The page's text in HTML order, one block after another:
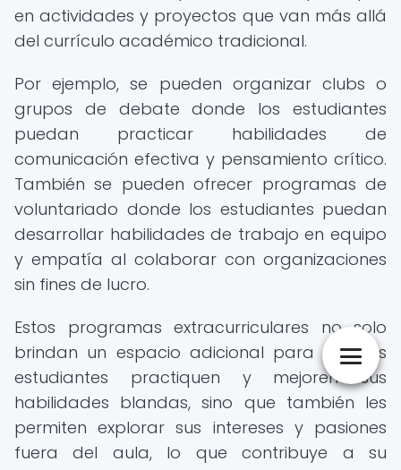
en actividades y proyectos que van más allá
del currículo académico tradicional.
Por ejemplo, se pueden organizar clubs o
grupos de debate donde los estudiantes
puedan practicar habilidades de
comunicación efectiva y pensamiento crítico.
También se pueden ofrecer programas de
voluntariado donde los estudiantes puedan
desarrollar habilidades de trabajo en equipo
y empatía al colaborar con organizaciones
sin fines de lucro.
Estos programas extracurriculares no solo
brindan un espacio adicional para que los
estudiantes practiquen y mejoren sus
habilidades blandas, sino que también les
permiten explorar sus intereses y pasiones
fuera del aula, lo que contribuye a su